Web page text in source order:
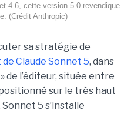
4.6, cette version 5.0 revendique
(Crédit Anthropic)
sa stratégie de
Claude Sonnet 5, dans
de l’éditeur, située entre
sur le très haut
5 s’installe